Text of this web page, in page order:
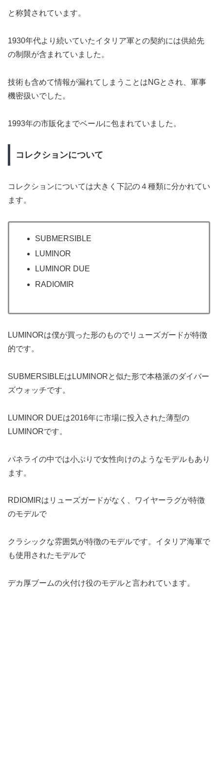
と称賛されています。
1930年代より続いていたイタリア軍との契約には供給先
の制限が含まれていました。
技術も含めて情報が漏れてしまうことはNGとされ、軍事
機密扱いでした。
1993年の市販化までベールに包まれていました。
コレクションについて
コレクションについては大きく下記の４種類に分かれてい
ます。
SUBMERSIBLE
LUMINOR
LUMINOR DUE
RADIOMIR
LUMINORは僕が買った形のものでリューズガードが特徴
的です。
SUBMERSIBLEはLUMINORと似た形で本格派のダイバー
ズウォッチです。
LUMINOR DUEは2016年に市場に投入された薄型の
LUMINORです。
パネライの中では小ぶりで女性向けのようなモデルもあり
ます。
RDIOMIRはリューズガードがなく、ワイヤーラグが特徴
のモデルで
クラシックな雰囲気が特徴のモデルです。イタリア海軍で
も使用されたモデルで
デカ厚ブームの火付け役のモデルと言われています。